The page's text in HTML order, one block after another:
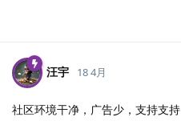
汪宇 18 4月
社区环境干净，广告少，支持支持